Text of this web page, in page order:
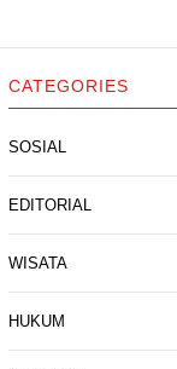
CATEGORIES
SOSIAL
EDITORIAL
WISATA
HUKUM